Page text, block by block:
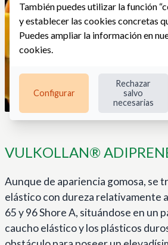
VULKOLLAN®
Aunque de apariencia gomosa, se
elástico con dureza relativamente
65 y 96 Shore A, situándose en un
caucho elástico y los plásticos
También puedes utilizar la función
y establecer las cookies concretas
Puedes ampliar la información en
cookies.
Configurar
Rechazar
salvo
necesarias